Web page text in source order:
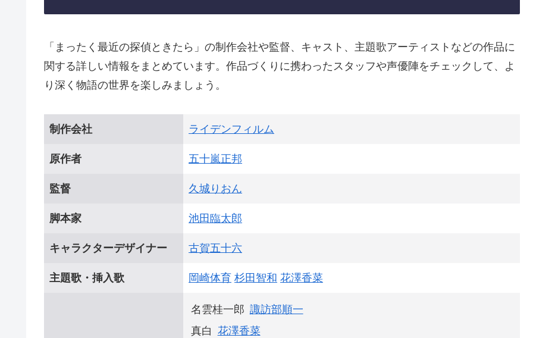
「まったく最近の探偵ときたら」の制作会社や監督、キャスト、主題歌アーティストなどの作品に
関する詳しい情報をまとめています。作品づくりに携わったスタッフや声優陣をチェックして、よ
り深く物語の世界を楽しみましょう。
制作会社 ライデンフィルム
原作者 五十嵐正邦
監督 久城りおん
脚本家 池田臨太郎
キャラクターデザイナー 古賀五十六
主題歌・挿入歌 岡崎体育 杉田智和 花澤香菜
名雲桂一郎 諏訪部順一
真白 花澤香菜